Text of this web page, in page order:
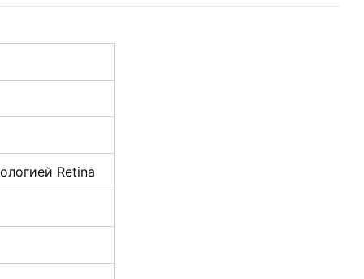
Retina